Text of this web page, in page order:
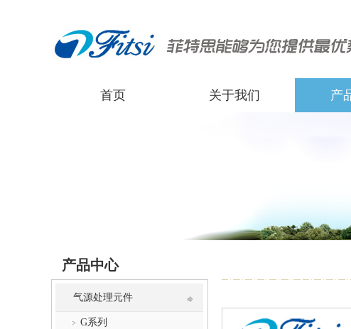
首页 关于我们 产
产品中心
气源处理元件
G系列